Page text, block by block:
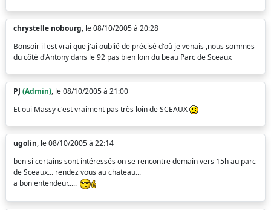
chrystelle nobourg, le 08/10/2005 à 20:28
Bonsoir il est vrai que j'ai oublié de précisé d'où je venais ,nous sommes
du côté d'Antony dans le 92 pas bien loin du beau Parc de Sceaux
PJ (Admin), le 08/10/2005 à 21:00
Et oui Massy c'est vraiment pas très loin de SCEAUX
ugolin, le 08/10/2005 à 22:14
ben si certains sont intéressés on se rencontre demain vers 15h au parc
de Sceaux... rendez vous au chateau...
a bon entendeur.....